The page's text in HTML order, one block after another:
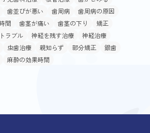
歯並びが悪い 歯周病
歯周病の原因
間 歯茎が痛い 歯茎の下り
矯正
ラブル 神経を残す治療
神経治療
虫歯治療 親知らず 部分矯正
銀歯
麻酔の効果時間